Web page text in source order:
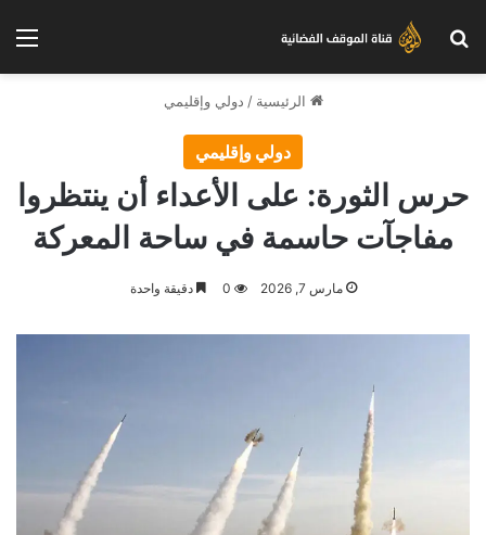
بحث عن
الرئيسية / دولي وإقليمي
دولي وإقليمي
حرس الثورة: على الأعداء أن ينتظروا
مفاجآت حاسمة في ساحة المعركة
مارس 7, 2026 0 دقيقة واحدة